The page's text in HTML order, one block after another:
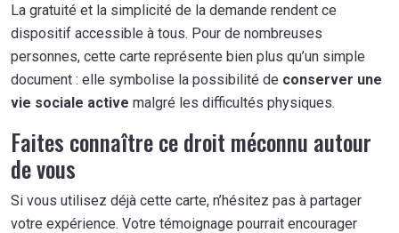
La gratuité et la simplicité de la demande rendent ce
dispositif accessible à tous. Pour de nombreuses
personnes, cette carte représente bien plus qu’un simple
document : elle symbolise la possibilité de conserver une
vie sociale active malgré les difficultés physiques.
Faites connaître ce droit méconnu autour
de vous
Si vous utilisez déjà cette carte, n’hésitez pas à partager
votre expérience. Votre témoignage pourrait encourager